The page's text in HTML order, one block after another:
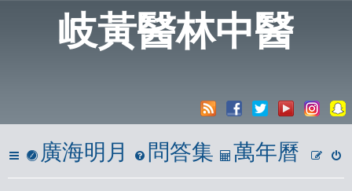
岐黃醫林中醫
廣海明月 問答集 萬年曆